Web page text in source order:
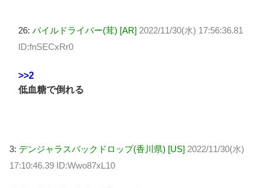
26: パイルドライバー(茸) [AR] 2022/11/30(水) 17:56:36.81
ID:fnSECxRr0
>>2
低血糖で倒れる
3: デンジャラスバックドロップ(香川県) [US] 2022/11/30(水)
17:10:46.39 ID:Wwo87xL10